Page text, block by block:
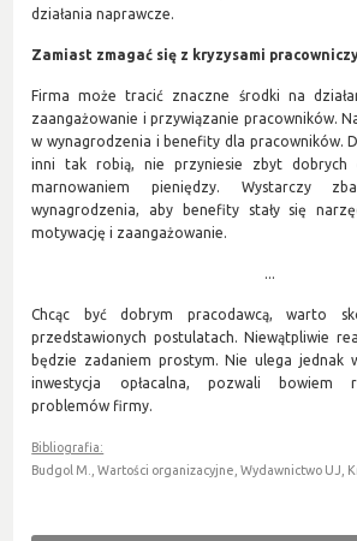
działania naprawcze.
Zamiast zmagać się z kryzysami
Firma może tracić znaczne środki na
zaangażowanie i przywiązanie pracowników.
w wynagrodzenia i benefity dla pracowników.
inni tak robią, nie przyniesie zbyt
marnowaniem pieniędzy. Wystarczy
wynagrodzenia, aby benefity stały się
motywację i zaangażowanie.
...
Chcąc być dobrym pracodawcą, warto
przedstawionych postulatach. Niewątpliwie
będzie zadaniem prostym. Nie ulega jednak
inwestycja opłacalna, pozwali bowiem
problemów firmy.
Bibliografia:
Budgol M., Wartości organizacyjne, Wydawnictwo UJ,